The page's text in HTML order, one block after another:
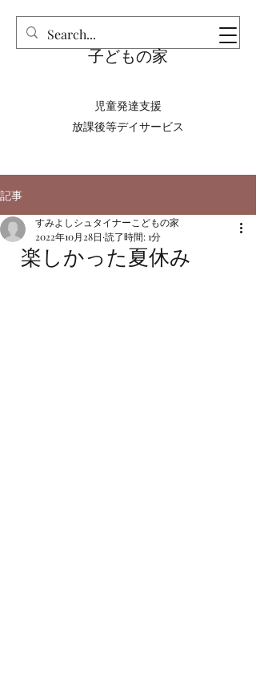
​すみよしシュタイナー
子どもの家
児童発達支援
放課後等デイサービス
記事
楽しかった夏休み
すみよしシュタイナーこどもの家
2022年10月28日 読了時間: 1分